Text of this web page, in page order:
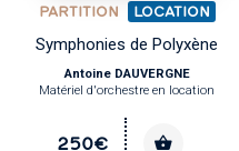
PARTITION LOCATION
Symphonies de Polyxène
Antoine DAUVERGNE
Matériel d'orchestre en location
250€